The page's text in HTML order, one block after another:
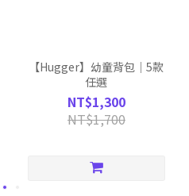
【Hugger】幼童背包｜5款
任選
NT$1,300
NT$1,700